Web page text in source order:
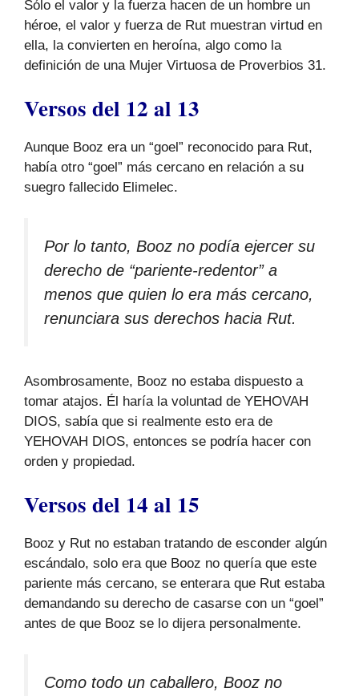
Sólo el valor y la fuerza hacen de un hombre un
héroe, el valor y fuerza de Rut muestran virtud en
ella, la convierten en heroína, algo como la
definición de una Mujer Virtuosa de Proverbios 31.
Versos del 12 al 13
Aunque Booz era un “goel” reconocido para Rut,
había otro “goel” más cercano en relación a su
suegro fallecido Elimelec.
Por lo tanto, Booz no podía ejercer su
derecho de “pariente-redentor” a
menos que quien lo era más cercano,
renunciara sus derechos hacia Rut.
Asombrosamente, Booz no estaba dispuesto a
tomar atajos. Él haría la voluntad de YEHOVAH
DIOS, sabía que si realmente esto era de
YEHOVAH DIOS, entonces se podría hacer con
orden y propiedad.
Versos del 14 al 15
Booz y Rut no estaban tratando de esconder algún
escándalo, solo era que Booz no quería que este
pariente más cercano, se enterara que Rut estaba
demandando su derecho de casarse con un “goel”
antes de que Booz se lo dijera personalmente.
Como todo un caballero, Booz no